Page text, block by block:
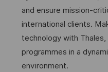
p
u
b
l
r
í
a
and ensure mission-
international clients.
technology with
programmes in a
environment.